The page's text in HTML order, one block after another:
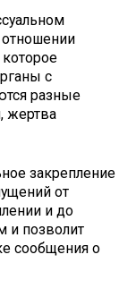
отношении
с
разные
жертва
закрепление
от
и до
и позволит
сообщения о